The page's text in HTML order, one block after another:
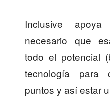
Inclusive
necesario que
todo el potencial
tecnología para
puntos y así estar